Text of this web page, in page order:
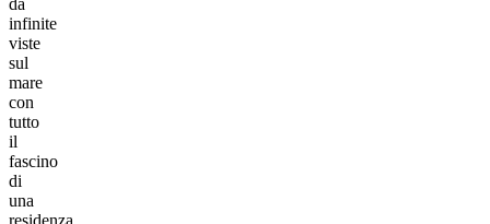
da
infinite
viste
sul
mare
con
tutto
il
fascino
di
una